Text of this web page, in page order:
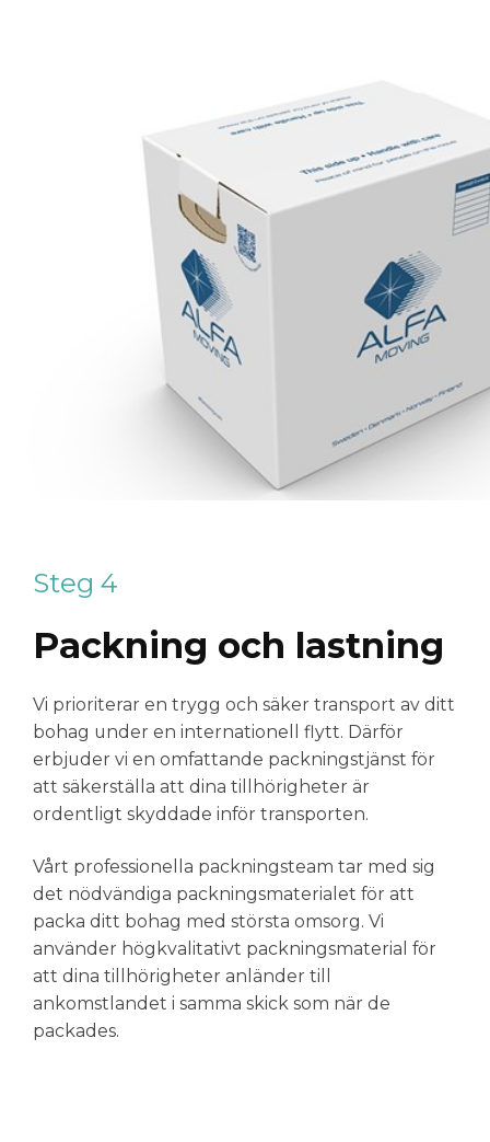
Steg 4
Packning och lastning
Vi prioriterar en trygg och säker transport av ditt
bohag under en internationell flytt. Därför
erbjuder vi en omfattande packningstjänst för
att säkerställa att dina tillhörigheter är
ordentligt skyddade inför transporten.
Vårt professionella packningsteam tar med sig
det nödvändiga packningsmaterialet för att
packa ditt bohag med största omsorg. Vi
använder högkvalitativt packningsmaterial för
att dina tillhörigheter anländer till
ankomstlandet i samma skick som när de
packades.